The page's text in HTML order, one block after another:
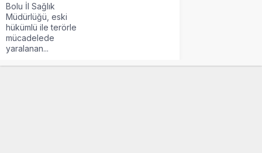
Bolu İl Sağlık
Müdürlüğü, eski
hükümlü ile terörle
mücadelede
yaralanan...